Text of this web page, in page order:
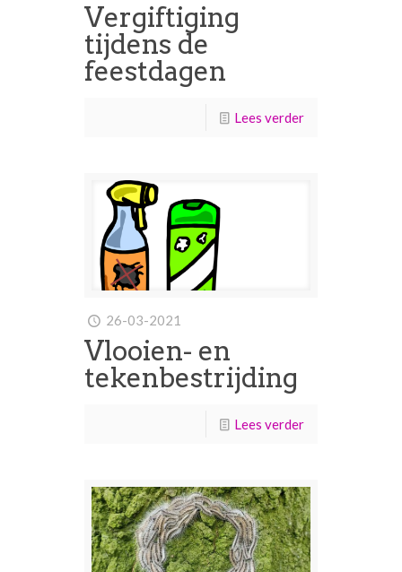
Vergiftiging
tijdens de
feestdagen
Lees verder
26-03-2021
Vlooien- en
tekenbestrijding
Lees verder